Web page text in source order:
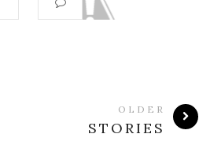
OLDER
STORIES